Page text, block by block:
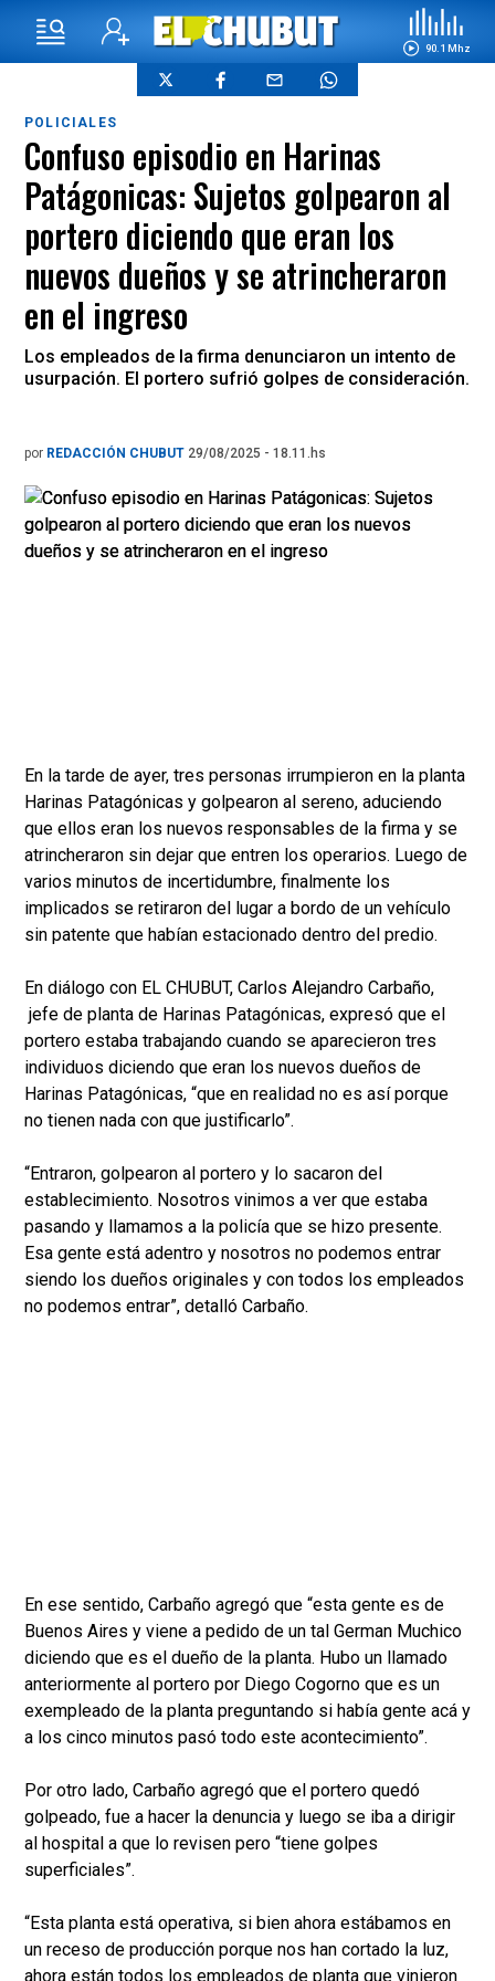
90.1 Mhz
POLICIALES
Confuso episodio en Harinas
Patágonicas: Sujetos golpearon al
portero diciendo que eran los
nuevos dueños y se atrincheraron
en el ingreso
Los empleados de la firma denunciaron un intento de
usurpación. El portero sufrió golpes de consideración.
por REDACCIÓN CHUBUT 29/08/2025 - 18.11.hs
En la tarde de ayer, tres personas irrumpieron en la planta
Harinas Patagónicas y golpearon al sereno, aduciendo
que ellos eran los nuevos responsables de la firma y se
atrincheraron sin dejar que entren los operarios. Luego de
varios minutos de incertidumbre, finalmente los
implicados se retiraron del lugar a bordo de un vehículo
sin patente que habían estacionado dentro del predio.
En diálogo con EL CHUBUT, Carlos Alejandro Carbaño,
jefe de planta de Harinas Patagónicas, expresó que el
portero estaba trabajando cuando se aparecieron tres
individuos diciendo que eran los nuevos dueños de
Harinas Patagónicas, “que en realidad no es así porque
no tienen nada con que justificarlo”.
“Entraron, golpearon al portero y lo sacaron del
establecimiento. Nosotros vinimos a ver que estaba
pasando y llamamos a la policía que se hizo presente.
Esa gente está adentro y nosotros no podemos entrar
siendo los dueños originales y con todos los empleados
no podemos entrar”, detalló Carbaño.
En ese sentido, Carbaño agregó que “esta gente es de
Buenos Aires y viene a pedido de un tal German Muchico
diciendo que es el dueño de la planta. Hubo un llamado
anteriormente al portero por Diego Cogorno que es un
exempleado de la planta preguntando si había gente acá y
a los cinco minutos pasó todo este acontecimiento”.
Por otro lado, Carbaño agregó que el portero quedó
golpeado, fue a hacer la denuncia y luego se iba a dirigir
al hospital a que lo revisen pero “tiene golpes
superficiales”.
“Esta planta está operativa, si bien ahora estábamos en
un receso de producción porque nos han cortado la luz,
ahora están todos los empleados de planta que vinieron